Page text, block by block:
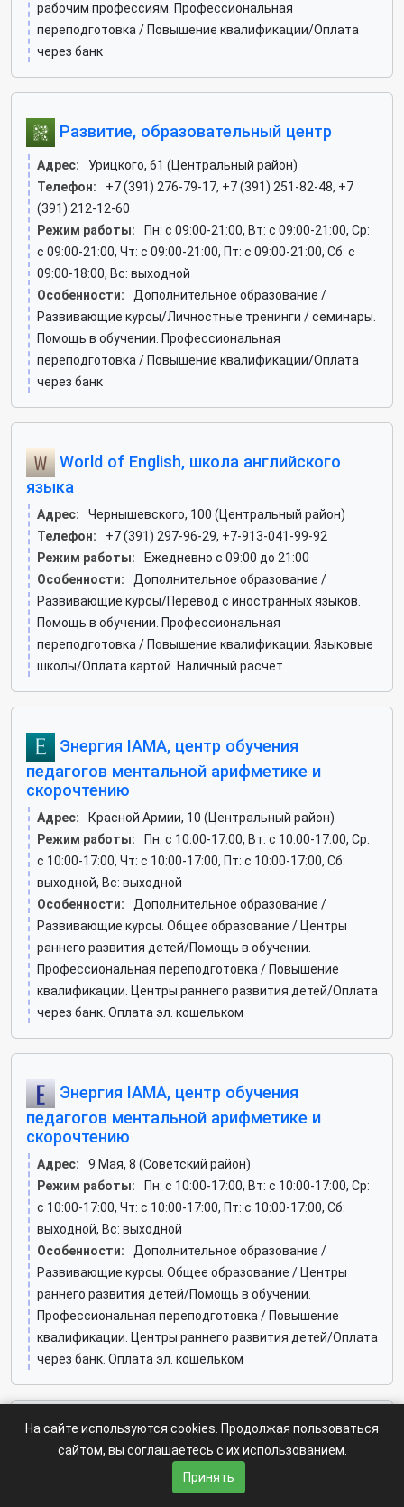
рабочим профессиям. Профессиональная
переподготовка / Повышение квалификации/Оплата
через банк
Развитие, образовательный центр
Адрес:
Урицкого, 61 (Центральный район)
Телефон:
+7 (391) 276-79-17, +7 (391) 251-82-48, +7
(391) 212-12-60
Режим работы:
Пн: c 09:00-21:00, Вт: c 09:00-21:00, Ср:
c 09:00-21:00, Чт: c 09:00-21:00, Пт: c 09:00-21:00, Сб: c
09:00-18:00, Вс: выходной
Особенности:
Дополнительное образование /
Развивающие курсы/Личностные тренинги / семинары.
Помощь в обучении. Профессиональная
переподготовка / Повышение квалификации/Оплата
через банк
World of English, школа английского
языка
Адрес:
Чернышевского, 100 (Центральный район)
Телефон:
+7 (391) 297-96-29, +7-913-041-99-92
Режим работы:
Ежедневно с 09:00 до 21:00
Особенности:
Дополнительное образование /
Развивающие курсы/Перевод с иностранных языков.
Помощь в обучении. Профессиональная
переподготовка / Повышение квалификации. Языковые
школы/Оплата картой. Наличный расчёт
Энергия IAMA, центр обучения
педагогов ментальной арифметике и
скорочтению
Адрес:
Красной Армии, 10 (Центральный район)
Режим работы:
Пн: c 10:00-17:00, Вт: c 10:00-17:00, Ср:
c 10:00-17:00, Чт: c 10:00-17:00, Пт: c 10:00-17:00, Сб:
выходной, Вс: выходной
Особенности:
Дополнительное образование /
Развивающие курсы. Общее образование / Центры
раннего развития детей/Помощь в обучении.
Профессиональная переподготовка / Повышение
квалификации. Центры раннего развития детей/Оплата
через банк. Оплата эл. кошельком
Энергия IAMA, центр обучения
педагогов ментальной арифметике и
скорочтению
Адрес:
9 Мая, 8 (Советский район)
Режим работы:
Пн: c 10:00-17:00, Вт: c 10:00-17:00, Ср:
c 10:00-17:00, Чт: c 10:00-17:00, Пт: c 10:00-17:00, Сб:
выходной, Вс: выходной
Особенности:
Дополнительное образование /
Развивающие курсы. Общее образование / Центры
раннего развития детей/Помощь в обучении.
Профессиональная переподготовка / Повышение
квалификации. Центры раннего развития детей/Оплата
через банк. Оплата эл. кошельком
Центр переподготовки кадров
агропромышленного комплекса, КрасГАУ
Свободный проспект, 70 (Октябрьский район)
На сайте используются cookies. Продолжая пользоваться
сайтом, вы соглашаетесь с их использованием.
Принять